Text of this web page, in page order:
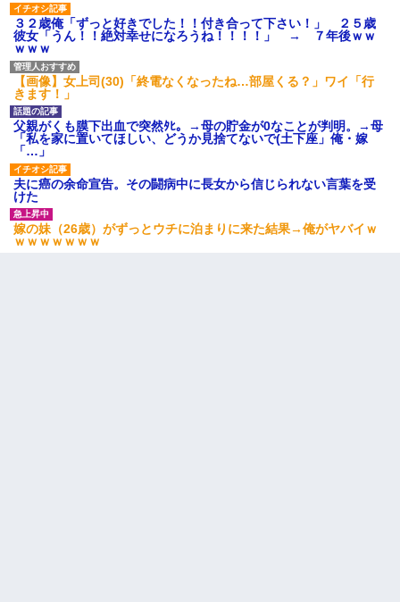
３２歳俺「ずっと好きでした！！付き合って下さい！」 ２５歳
彼女「うん！！絶対幸せになろうね！！！！」 → ７年後ｗｗ
ｗｗｗ
【画像】女上司(30)「終電なくなったね…部屋くる？」ワイ「行
きます！」
父親がくも膜下出血で突然ﾀﾋ。→母の貯金が0なことが判明。→母
「私を家に置いてほしい、どうか見捨てないで(土下座」俺・嫁
「…」
夫に癌の余命宣告。その闘病中に長女から信じられない言葉を受
けた
嫁の妹（26歳）がずっとウチに泊まりに来た結果→俺がヤバイｗ
ｗｗｗｗｗｗｗ